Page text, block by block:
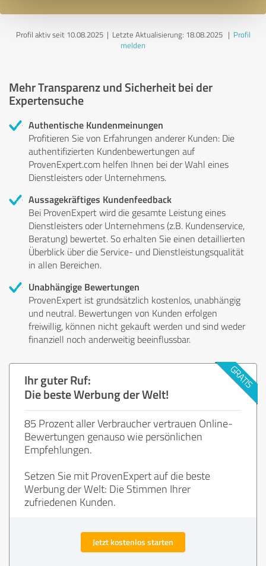
Profil aktiv seit 10.08.2025 | Letzte Aktualisierung: 18.08.2025| Profil
melden
Mehr Transparenz und Sicherheit bei der
Expertensuche
Authentische Kundenmeinungen
Profitieren Sie von Erfahrungen anderer Kunden: Die
authentifizierten Kundenbewertungen auf
ProvenExpert.com helfen Ihnen bei der Wahl eines
Dienstleisters oder Unternehmens.
Aussagekräftiges Kundenfeedback
Bei ProvenExpert wird die gesamte Leistung eines
Dienstleisters oder Unternehmens (z.B. Kundenservice,
Beratung) bewertet. So erhalten Sie einen detaillierten
Überblick über die Service- und Dienstleistungsqualität
in allen Bereichen.
Unabhängige Bewertungen
ProvenExpert ist grundsätzlich kostenlos, unabhängig
und neutral. Bewertungen von Kunden erfolgen
freiwillig, können nicht gekauft werden und sind weder
finanziell noch anderweitig beeinflussbar.
Ihr guter Ruf:
Die beste Werbung der Welt!
85 Prozent aller Verbraucher vertrauen Online-
Bewertungen genauso wie persönlichen
Empfehlungen.
Setzen Sie mit ProvenExpert auf die beste
Werbung der Welt: Die Stimmen Ihrer
zufriedenen Kunden.
Jetzt kostenlos starten